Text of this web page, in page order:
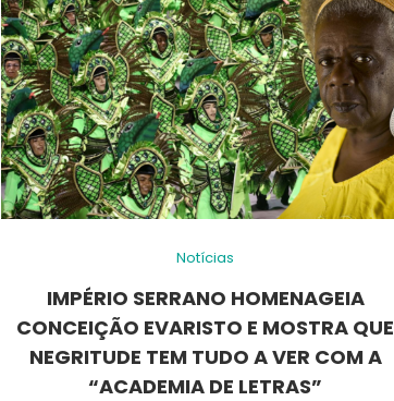
Notícias
IMPÉRIO SERRANO HOMENAGEIA
CONCEIÇÃO EVARISTO E MOSTRA QUE
NEGRITUDE TEM TUDO A VER COM A
“ACADEMIA DE LETRAS”